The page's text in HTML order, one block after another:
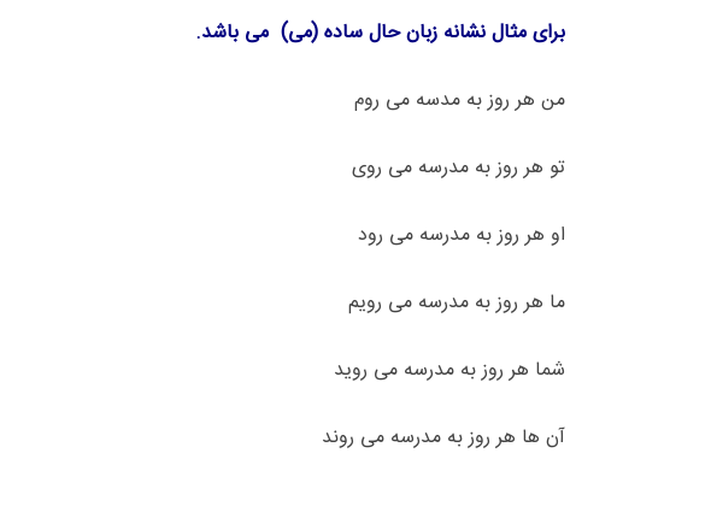
برای مثال نشانه زبان حال ساده (می) می باشد.
من هر روز به مدسه می روم
تو هر روز به مدرسه می روی
او هر روز به مدرسه می رود
ما هر روز به مدرسه می رویم
شما هر روز به مدرسه می روید
آن ها هر روز به مدرسه می روند